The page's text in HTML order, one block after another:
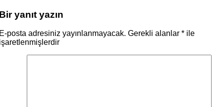
yanıt yazın
posta adresiniz yayınlanmayacak. Gerekli alanlar * ile